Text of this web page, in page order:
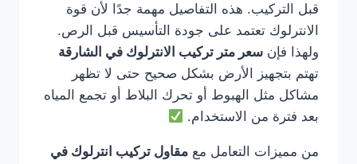
قبل التركيب. هذه التفاصيل مهمة جدًا لأن قوة
الانترلوك تعتمد على جودة التأسيس قبل الرص.
ولهذا فإن سعر متر تركيب الانترلوك في الشارقة
تهتم بتجهيز الأرض بشكل صحيح حتى لا تظهر
مشاكل مثل الهبوط أو تحرك البلاط أو تجمع المياه
بعد فترة من الاستخدام.
من مميزات التعامل مع مقاول تركيب انترلوك في